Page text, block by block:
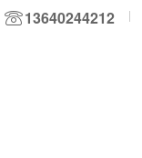
13640244212